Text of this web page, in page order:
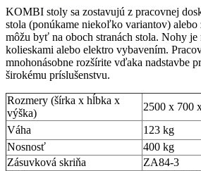
KOMBI stoly sa zostavujú z pracovnej
stola (ponúkame niekoľko variantov) alebo
môžu byť na oboch stranách stola. Nohy
kolieskami alebo elektro vybavením.
mnohonásobne rozšírite vďaka nadstavbe
širokému príslušenstvu.
Rozmery (šírka x hĺbka x
výška)
2500 x 700
Váha
123 kg
Nosnosť
400 kg
Zásuvková skriňa
ZA84-3